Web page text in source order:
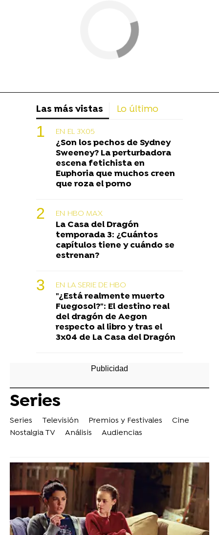
Las más vistas Lo último
EN EL 3X05
¿Son los pechos de Sydney
Sweeney? La perturbadora
escena fetichista en
Euphoria que muchos creen
que roza el porno
EN HBO MAX
La Casa del Dragón
temporada 3: ¿Cuántos
capítulos tiene y cuándo se
estrenan?
EN LA SERIE DE HBO
"¿Está realmente muerto
Fuegosol?": El destino real
del dragón de Aegon
respecto al libro y tras el
3x04 de La Casa del Dragón
Series
Series Televisión Premios y Festivales
Cine
Nostalgia TV
Análisis Audiencias